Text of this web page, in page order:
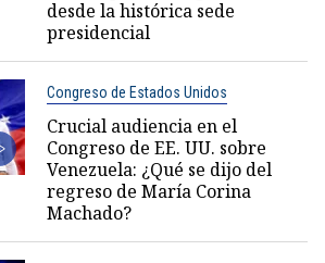
desde la histórica sede
presidencial
Congreso de Estados Unidos
Crucial audiencia en el
Congreso de EE. UU. sobre
Venezuela: ¿Qué se dijo del
regreso de María Corina
Machado?